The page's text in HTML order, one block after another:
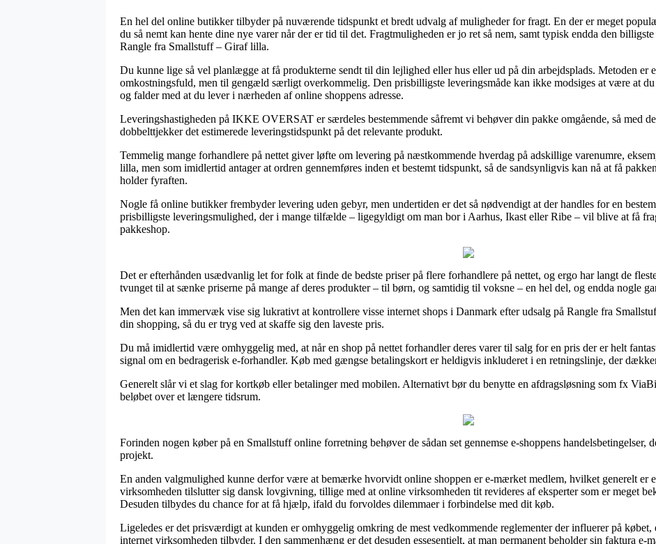
En hel del online butikker tilbyder på nuværende tidspunkt et bredt udvalg af muligheder for fragt. En der er meget
du så nemt kan hente dine nye varer når der er tid til det. Fragtmuligheden er jo ret så nem, samt typisk endda den
Rangle fra Smallstuff – Giraf lilla.
Du kunne lige så vel planlægge at få produkterne sendt til din lejlighed eller hus eller ud på din arbejdsplads. Metoden er
omkostningsfuld, men til gengæld særligt overkommelig. Den prisbilligste leveringsmåde kan ikke modsiges at være at du
og falder med at du lever i nærheden af online shoppens adresse.
Leveringshastigheden på IKKE OVERSAT er særdeles bestemmende såfremt vi behøver din pakke omgående, så med
dobbelttjekker det estimerede leveringstidspunkt på det relevante produkt.
Temmelig mange forhandlere på nettet giver løfte om levering på næstkommende hverdag på adskillige varenumre,
lilla, men som imidlertid antager at ordren gennemføres inden et bestemt tidspunkt, så de sandsynligvis kan nå at få
holder fyraften.
Nogle få online butikker frembyder levering uden gebyr, men undertiden er det så nødvendigt at der handles for en
prisbilligste leveringsmulighed, der i mange tilfælde – ligegyldigt om man bor i Aarhus, Ikast eller Ribe – vil blive at få
pakkeshop.
Det er efterhånden usædvanlig let for folk at finde de bedste priser på flere forhandlere på nettet, og ergo har langt de
tvunget til at sænke priserne på mange af deres produkter – til børn, og samtidig til voksne – en hel del, og endda nogle
Men det kan immervæk vise sig lukrativt at kontrollere visse internet shops i Danmark efter udsalg på Rangle fra
din shopping, så du er tryg ved at skaffe sig den laveste pris.
Du må imidlertid være omhyggelig med, at når en shop på nettet forhandler deres varer til salg for en pris der er helt
signal om en bedragerisk e-forhandler. Køb med gængse betalingskort er heldigvis inkluderet i en retningslinje, der
Generelt slår vi et slag for kortkøb eller betalinger med mobilen. Alternativt bør du benytte en afdragsløsning som fx
beløbet over et længere tidsrum.
Forinden nogen køber på en Smallstuff online forretning behøver de sådan set gennemse e-shoppens
projekt.
En anden valgmulighed kunne derfor være at bemærke hvorvidt online shoppen er e-mærket medlem, hvilket generelt er
virksomheden tilslutter sig dansk lovgivning, tillige med at online virksomheden tit revideres af eksperter som er meget
Desuden tilbydes du chance for at få hjælp, ifald du forvoldes dilemmaer i forbindelse med dit køb.
Ligeledes er det prisværdigt at kunden er omhyggelig omkring de mest vedkommende reglementer der influerer på
internet virksomheden tilbyder. I den sammenhæng er det desuden essesentielt, at man permanent beholder sin faktura e-